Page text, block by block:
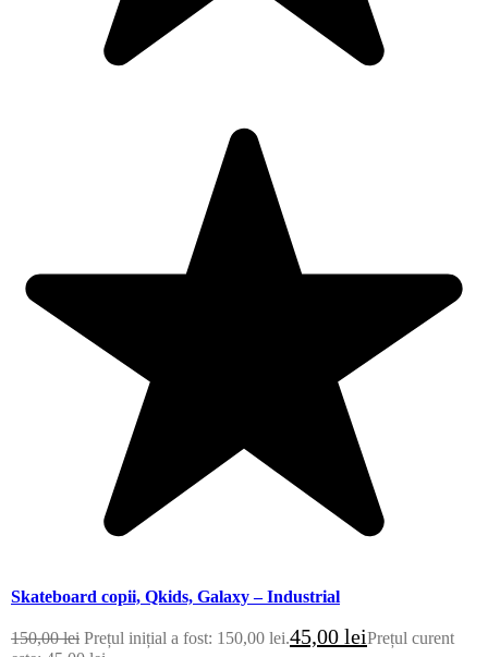
Skateboard copii, Qkids, Galaxy – Industrial
150,00lei Prețul inițial a fost: 150,00 lei.45,00 leiPrețul curent